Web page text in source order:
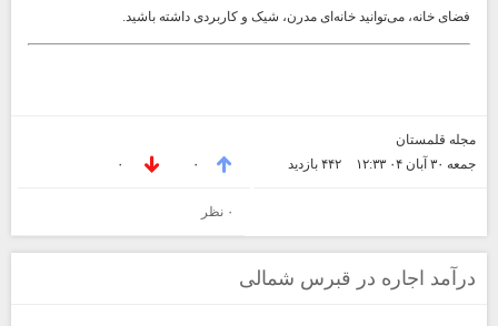
فضای خانه، می‌توانید خانه‌ای مدرن، شیک و کاربردی داشته باشید.
مجله قلمستان
جمعه ۳۰ آبان ۰۴ ۱۲:۳۳
۴۴۲ بازديد ۰ ۰
۰ نظر
درآمد اجاره در قبرس شمالی